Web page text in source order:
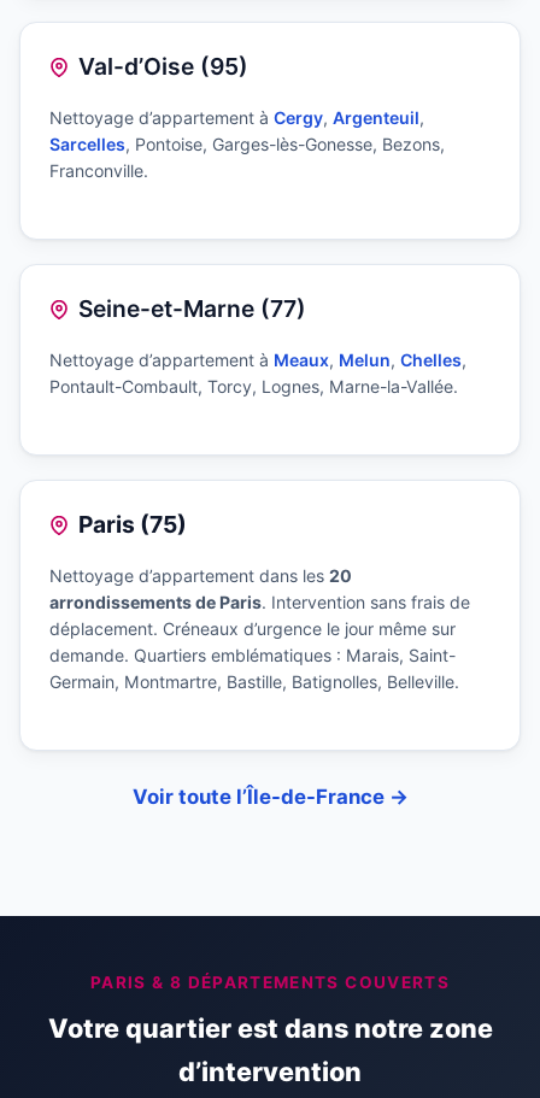
Val-d’Oise (95)
Nettoyage d’appartement à Cergy, Argenteuil,
Sarcelles, Pontoise, Garges-lès-Gonesse, Bezons,
Franconville.
Seine-et-Marne (77)
Nettoyage d’appartement à Meaux, Melun, Chelles,
Pontault-Combault, Torcy, Lognes, Marne-la-Vallée.
Paris (75)
Nettoyage d’appartement dans les 20
arrondissements de Paris. Intervention sans frais de
déplacement. Créneaux d’urgence le jour même sur
demande. Quartiers emblématiques : Marais, Saint-
Germain, Montmartre, Bastille, Batignolles, Belleville.
Voir toute l’Île-de-France →
PARIS & 8 DÉPARTEMENTS COUVERTS
Votre quartier est dans notre zone
d’intervention